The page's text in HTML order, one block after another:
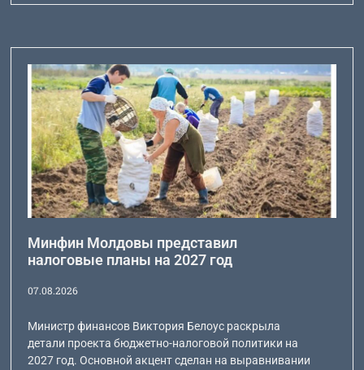
Минфин Молдовы представил
налоговые планы на 2027 год
07.08.2026
Министр финансов Виктория Белоус раскрыла
детали проекта бюджетно-налоговой политики на
2027 год. Основной акцент сделан на выравнивании